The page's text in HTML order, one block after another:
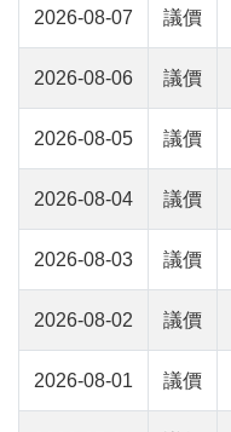
2026-08-07 議價
2026-08-06 議價
2026-08-05 議價
2026-08-04 議價
2026-08-03 議價
2026-08-02 議價
2026-08-01 議價